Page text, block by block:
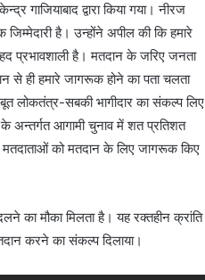
गाजियाबाद द्वारा किया गया। नीरज
है। उन्होंने अपील की कि हमारे
प्रभावशाली है। मतदान के जरिए जनता
से ही हमारे जागरूक होने का पता चलता
लोकतंत्र-सबकी भागीदार का संकल्प लिए
अन्तर्गत आगामी चुनाव में शत प्रतिशत
को मतदान के लिए जागरूक किए
का मौका मिलता है। यह रक्तहीन क्रांति
करने का संकल्प दिलाया।